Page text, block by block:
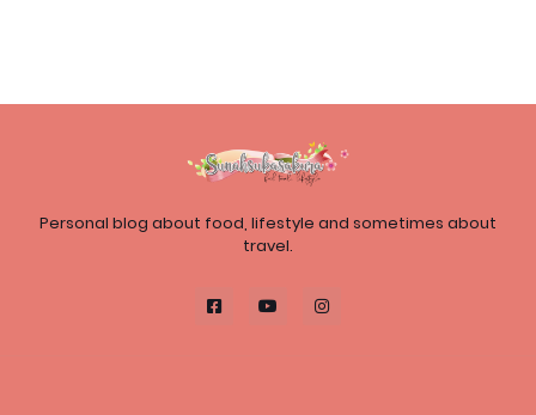
Personal blog about food, lifestyle and sometimes about
travel.